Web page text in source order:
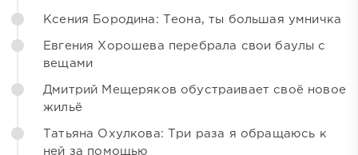
Ксения Бородина: Теона, ты большая умничка
Евгения Хорошева перебрала свои баулы с
вещами
Дмитрий Мещеряков обустраивает своё новое
жильё
Татьяна Охулкова: Три раза я обращаюсь к
ней за помощью